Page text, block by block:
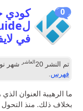
0
كودي
في
تم النشر20العاشر شهر
فهرس
ما الرهيبة العنوان
بخلاف ذلك. منذ